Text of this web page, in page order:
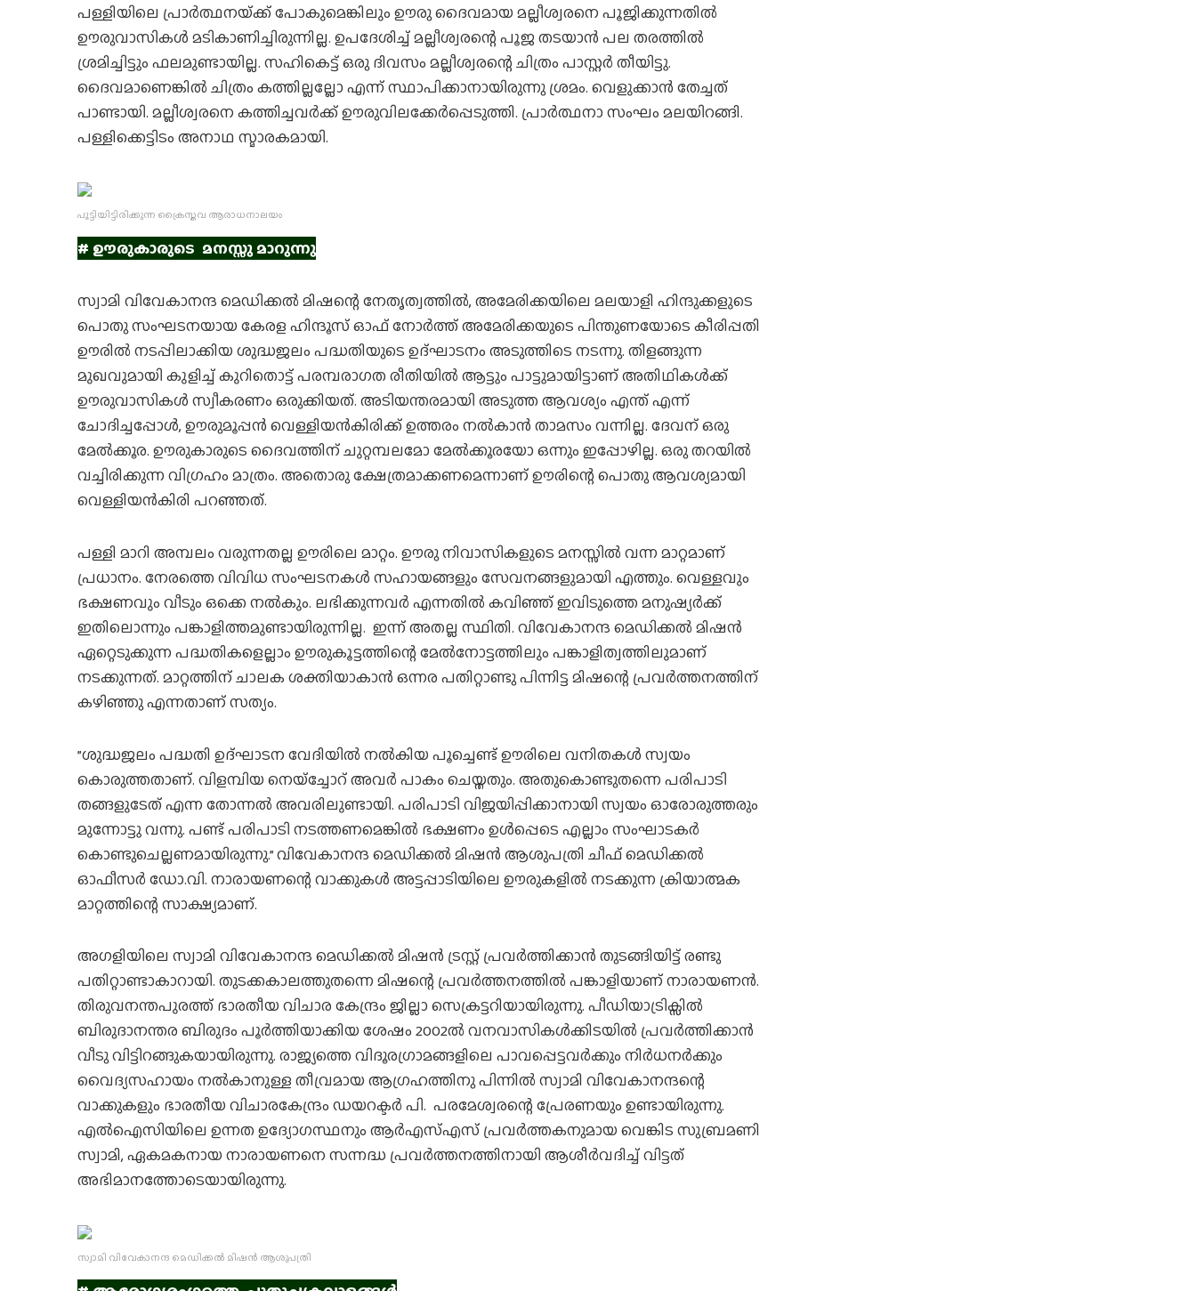
പള്ളിയിലെ പ്രാര്‍ത്ഥനയ്‌ക്ക് പോകുമെങ്കിലും ഊരു ദൈവമായ മല്ലീശ്വരനെ പൂജിക്കുന്നതില്‍
ഊരുവാസികള്‍ മടികാണിച്ചിരുന്നില്ല. ഉപദേശിച്ച് മല്ലീശ്വരന്റെ പൂജ തടയാന്‍ പല തരത്തില്‍
ശ്രമിച്ചിട്ടും ഫലമുണ്ടായില്ല. സഹികെട്ട് ഒരു ദിവസം മല്ലീശ്വരന്റെ ചിത്രം പാസ്റ്റര്‍ തീയിട്ടു.
ദൈവമാണെങ്കില്‍ ചിത്രം കത്തില്ലല്ലോ എന്ന് സ്ഥാപിക്കാനായിരുന്നു ശ്രമം. വെളുക്കാന്‍ തേച്ചത്
പാണ്ടായി. മല്ലീശ്വരനെ കത്തിച്ചവര്‍ക്ക് ഊരുവിലക്കേര്‍പ്പെടുത്തി. പ്രാര്‍ത്ഥനാ സംഘം മലയിറങ്ങി.
പള്ളിക്കെട്ടിടം അനാഥ സ്മാരകമായി.
പൂട്ടിയിട്ടിരിക്കുന്ന ക്രൈസ്തവ ആരാധനാലയം
# ഊരുകാരുടെ മനസ്സു മാറുന്നു
സ്വാമി വിവേകാനന്ദ മെഡിക്കല്‍ മിഷന്റെ നേതൃത്വത്തില്‍, അമേരിക്കയിലെ മലയാളി ഹിന്ദുക്കളുടെ
പൊതു സംഘടനയായ കേരള ഹിന്ദൂസ് ഓഫ് നോര്‍ത്ത് അമേരിക്കയുടെ പിന്തുണയോടെ കീരിപ്പതി
ഊരില്‍ നടപ്പിലാക്കിയ ശുദ്ധജലം പദ്ധതിയുടെ ഉദ്ഘാടനം അടുത്തിടെ നടന്നു. തിളങ്ങുന്ന
മുഖവുമായി കുളിച്ച് കുറിതൊട്ട് പരമ്പരാഗത രീതിയില്‍ ആട്ടും പാട്ടുമായിട്ടാണ് അതിഥികള്‍ക്ക്
ഊരുവാസികള്‍ സ്വീകരണം ഒരുക്കിയത്. അടിയന്തരമായി അടുത്ത ആവശ്യം എന്ത് എന്ന്
ചോദിച്ചപ്പോള്‍, ഊരുമൂപ്പന്‍ വെള്ളിയന്‍കിരിക്ക് ഉത്തരം നല്‍കാന്‍ താമസം വന്നില്ല. ദേവന് ഒരു
മേല്‍ക്കൂര. ഊരുകാരുടെ ദൈവത്തിന് ചുറ്റമ്പലമോ മേല്‍ക്കൂരയോ ഒന്നും ഇപ്പോഴില്ല. ഒരു തറയില്‍
വച്ചിരിക്കുന്ന വിഗ്രഹം മാത്രം. അതൊരു ക്ഷേത്രമാക്കണമെന്നാണ് ഊരിന്റെ പൊതു ആവശ്യമായി
വെള്ളിയന്‍കിരി പറഞ്ഞത്.
പള്ളി മാറി അമ്പലം വരുന്നതല്ല ഊരിലെ മാറ്റം. ഊരു നിവാസികളുടെ മനസ്സില്‍ വന്ന മാറ്റമാണ്
പ്രധാനം. നേരത്തെ വിവിധ സംഘടനകള്‍ സഹായങ്ങളും സേവനങ്ങളുമായി എത്തും. വെള്ളവും
ഭക്ഷണവും വീടും ഒക്കെ നല്‍കും. ലഭിക്കുന്നവര്‍ എന്നതില്‍ കവിഞ്ഞ് ഇവിടുത്തെ മനുഷ്യര്‍ക്ക്
ഇതിലൊന്നും പങ്കാളിത്തമുണ്ടായിരുന്നില്ല. ഇന്ന് അതല്ല സ്ഥിതി. വിവേകാനന്ദ മെഡിക്കല്‍ മിഷന്‍
ഏറ്റെടുക്കുന്ന പദ്ധതികളെല്ലാം ഊരുകൂട്ടത്തിന്റെ മേല്‍നോട്ടത്തിലും പങ്കാളിത്വത്തിലുമാണ്
നടക്കുന്നത്. മാറ്റത്തിന് ചാലക ശക്തിയാകാന്‍ ഒന്നര പതിറ്റാണ്ടു പിന്നിട്ട മിഷന്റെ പ്രവര്‍ത്തനത്തിന്
കഴിഞ്ഞു എന്നതാണ് സത്യം.
”ശുദ്ധജലം പദ്ധതി ഉദ്ഘാടന വേദിയില്‍ നല്‍കിയ പൂച്ചെണ്ട് ഊരിലെ വനിതകള്‍ സ്വയം
കൊരുത്തതാണ്. വിളമ്പിയ നെയ്ച്ചോറ് അവര്‍ പാകം ചെയ്തതും. അതുകൊണ്ടുതന്നെ പരിപാടി
തങ്ങളുടേത് എന്ന തോന്നല്‍ അവരിലുണ്ടായി. പരിപാടി വിജയിപ്പിക്കാനായി സ്വയം ഓരോരുത്തരും
മുന്നോട്ടു വന്നു. പണ്ട് പരിപാടി നടത്തണമെങ്കില്‍ ഭക്ഷണം ഉള്‍പ്പെടെ എല്ലാം സംഘാടകര്‍
കൊണ്ടുചെല്ലണമായിരുന്നു.” വിവേകാനന്ദ മെഡിക്കല്‍ മിഷന്‍ ആശുപത്രി ചീഫ് മെഡിക്കല്‍
ഓഫീസര്‍ ഡോ.വി. നാരായണന്റെ വാക്കുകള്‍ അട്ടപ്പാടിയിലെ ഊരുകളില്‍ നടക്കുന്ന ക്രിയാത്മക
മാറ്റത്തിന്റെ സാക്ഷ്യമാണ്.
അഗളിയിലെ സ്വാമി വിവേകാനന്ദ മെഡിക്കല്‍ മിഷന്‍ ട്രസ്റ്റ് പ്രവര്‍ത്തിക്കാന്‍ തുടങ്ങിയിട്ട് രണ്ടു
പതിറ്റാണ്ടാകാറായി. തുടക്കകാലത്തുതന്നെ മിഷന്റെ പ്രവര്‍ത്തനത്തില്‍ പങ്കാളിയാണ് നാരായണന്‍.
തിരുവനന്തപുരത്ത് ഭാരതീയ വിചാര കേന്ദ്രം ജില്ലാ സെക്രട്ടറിയായിരുന്നു. പീഡിയാട്രിക്സില്‍
ബിരുദാനന്തര ബിരുദം പൂര്‍ത്തിയാക്കിയ ശേഷം 2002ല്‍ വനവാസികള്‍ക്കിടയില്‍ പ്രവര്‍ത്തിക്കാന്‍
വീടു വിട്ടിറങ്ങുകയായിരുന്നു. രാജ്യത്തെ വിദൂരഗ്രാമങ്ങളിലെ പാവപ്പെട്ടവര്‍ക്കും നിര്‍ധനര്‍ക്കും
വൈദ്യസഹായം നല്‍കാനുള്ള തീവ്രമായ ആഗ്രഹത്തിനു പിന്നില്‍ സ്വാമി വിവേകാനന്ദന്റെ
വാക്കുകളും ഭാരതീയ വിചാരകേന്ദ്രം ഡയറക്ടര്‍ പി. പരമേശ്വരന്റെ പ്രേരണയും ഉണ്ടായിരുന്നു.
എല്‍ഐസിയിലെ ഉന്നത ഉദ്യോഗസ്ഥനും ആര്‍എസ്എസ് പ്രവര്‍ത്തകനുമായ വെങ്കിട സുബ്രമണി
സ്വാമി, ഏകമകനായ നാരായണനെ സന്നദ്ധ പ്രവര്‍ത്തനത്തിനായി ആശീര്‍വദിച്ച് വിട്ടത്
അഭിമാനത്തോടെയായിരുന്നു.
സ്വാമി വിവേകാനന്ദ മെഡിക്കല്‍ മിഷന്‍ ആശുപത്രി